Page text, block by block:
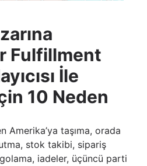
Fulfillment
İle
10 Neden
Amerika’ya taşıma, orada
stok takibi, sipariş
iadeler, üçüncü parti